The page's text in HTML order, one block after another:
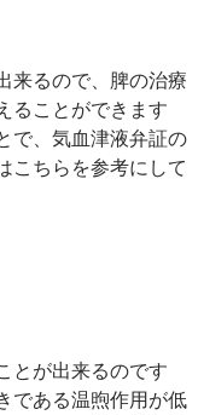
来るので、脾の治療
ることができます
で、気血津液弁証の
こちらを参考にして
とが出来るのです
である温煦作用が低